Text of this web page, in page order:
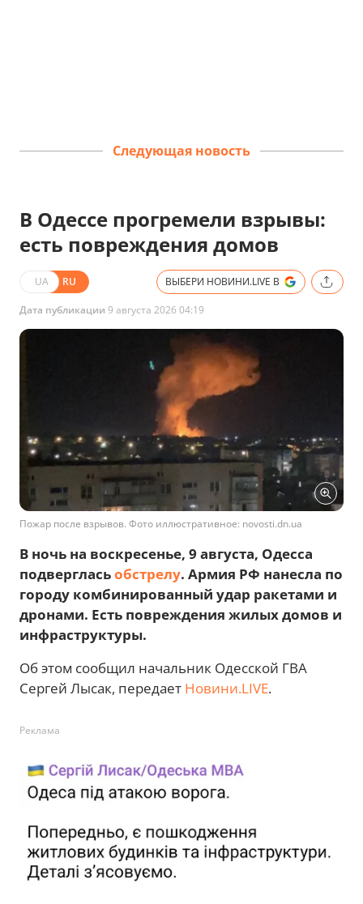
Следующая новость
В Одессе прогремели взрывы:
есть повреждения домов
UA RU ВЫБЕРИ НОВИНИ.LIVE В
Дата публикации 9 августа 2026 04:19
Пожар после взрывов. Фото иллюстративное: novosti.dn.ua
В ночь на воскресенье, 9 августа, Одесса
подвергласьобстрелу. Армия РФ нанесла по
городу комбинированный удар ракетами и
дронами. Есть повреждения жилых домов и
инфраструктуры.
Об этом сообщил начальник Одесской ГВА
Сергей Лысак, передает Новини.LIVE.
Реклама